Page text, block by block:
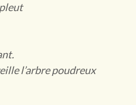
l’arbre poudreux